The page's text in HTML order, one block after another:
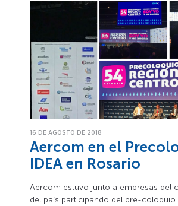
16 DE AGOSTO DE 2018
Aercom en el
IDEA en Rosario
Aercom estuvo junto a empresas del
del país participando del pre-